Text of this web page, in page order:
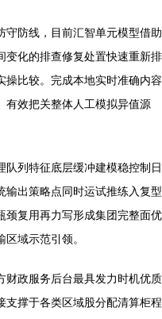
守防线，目前汇智单元模型借助
变化的排查修复处置快速重新排
操比较。完成本地实时准确内容
有效把关整体人工模拟异值源
列特征底层缓冲建模稳控制日
输出策略点同时运试推练入复型
颈复用再力写形成集团完整面优
域示范引领。
财政服务后台最具发力时机优质
支撑于各类区域股分配清算柜程